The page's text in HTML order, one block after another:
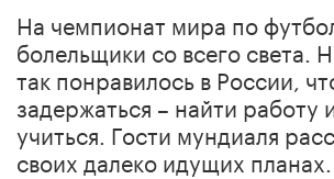
На чемпионат мира по
болельщики со всего света.
так понравилось в России,
задержаться – найти работу
учиться. Гости мундиаля
своих далеко идущих планах.